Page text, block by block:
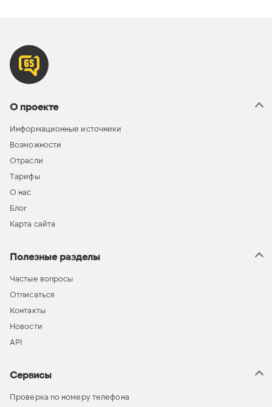
О проекте
Информационные источники
Возможности
Отрасли
Тарифы
О нас
Блог
Карта сайта
Полезные разделы
Частые вопросы
Отписаться
Контакты
Новости
API
Сервисы
Проверка по номеру телефона